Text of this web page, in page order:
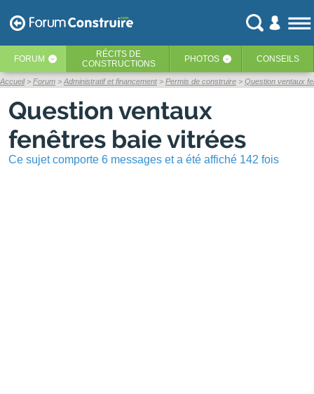
FORUM ‹ RÉCITS DE
CONSTRUCTIONS
PHOTOS ‹ CONSEILS
Accueil Forum Administratif et financement Permis de construire Question ventaux
Question ventaux
fenêtres baie vitrées
Ce sujet comporte 6 messages et a été affiché 142 fois